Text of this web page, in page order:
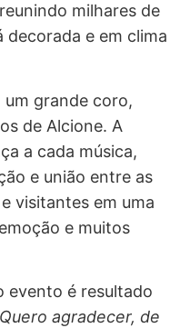
milhares de
decorada e em clima
grande coro,
de Alcione. A
a cada música,
e união entre as
visitantes em uma
e muitos
evento é resultado
agradecer, de